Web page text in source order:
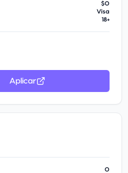
$0
Visa
18+
Aplicar
0